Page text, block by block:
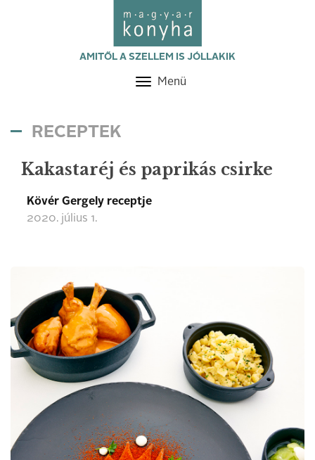
AMITŐL A SZELLEM IS JÓLLAKIK
Toggle
Menü
RECEPTEK
Kakastaréj és paprikás csirke
Kövér Gergely receptje
2020. július 1.